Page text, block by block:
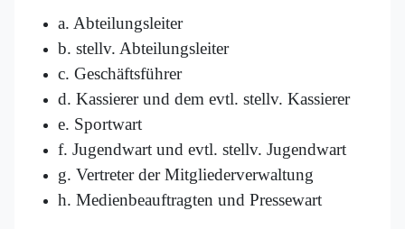
a. Abteilungsleiter
b. stellv. Abteilungsleiter
c. Geschäftsführer
d. Kassierer und dem evtl. stellv. Kassierer
e. Sportwart
f. Jugendwart und evtl. stellv. Jugendwart
g. Vertreter der Mitgliederverwaltung
h. Medienbeauftragten und Pressewart